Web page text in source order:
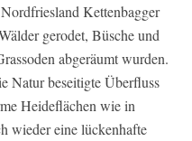
Kettenbagger
gerodet, Büsche und
abgeräumt wurden.
Natur beseitigte Überfluss
Heideflächen wie in
wieder eine lückenhafte